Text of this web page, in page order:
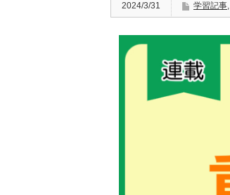
2024/3/31 学習記事,